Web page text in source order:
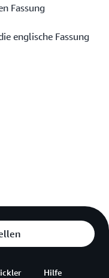
Fassung
englische Fassung
Hilfe